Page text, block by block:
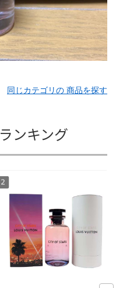
同じカテゴリの 商品を探す
ンキング